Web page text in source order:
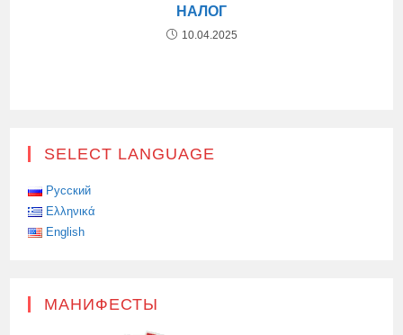
НАЛОГ
10.04.2025
SELECT LANGUAGE
Русский
Ελληνικά
English
МАНИФЕСТЫ